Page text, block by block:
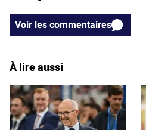
Voir les commentaires
À lire aussi